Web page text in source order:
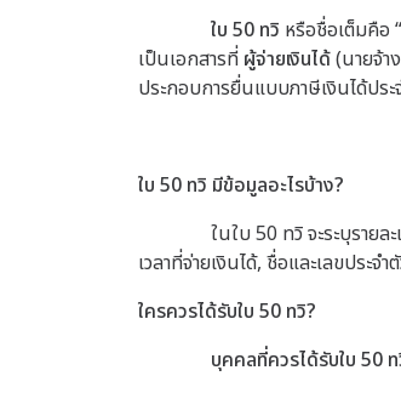
ใบ 50 ทวิ หรือชื่อเต็มคือ “
เป็นเอกสารที่ ผู้จ่ายเงินได้(นายจ้า
ประกอบการยื่นแบบภาษีเงินได้ปร
ใบ 50 ทวิ มีข้อมูลอะไรบ้าง?
ในใบ 50 ทวิ จะระบุราย
เวลาที่จ่ายเงินได้, ชื่อและเลขประ
ใครควรได้รับใบ 50 ทวิ?
บุคคลที่ควรได้รับใบ 50